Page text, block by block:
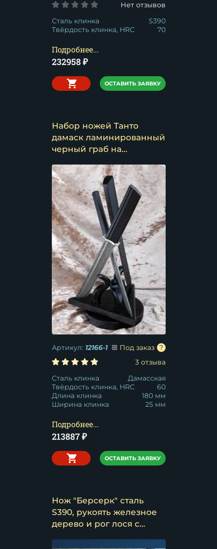
Нет отзывов
Сталь клинка
S390
Твёрдость клинка, HRC
70
Подробнее...
232958₽
ОСТАВИТЬ ЗАЯВКУ
Набор ножей Танто
дамаск ламинированный
черный граб на
Артикул: 12166-1
Под заказ
3 отзыва
Сталь клинка
Дамасская
Твёрдость клинка, HRC
60
Длина клинка
180 мм
Ширина клинка
25 мм
Подробнее...
213887₽
ОСТАВИТЬ ЗАЯВКУ
Нож "Берсерк" сталь
S390, рукоять железное
дерево и рог лося с